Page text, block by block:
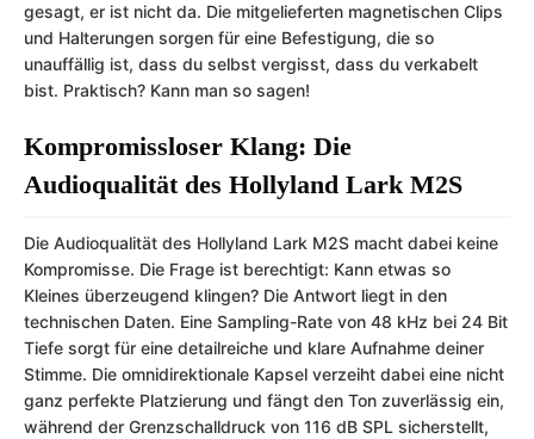
gesagt, er ist nicht da. Die mitgelieferten magnetischen Clips
und Halterungen sorgen für eine Befestigung, die so
unauffällig ist, dass du selbst vergisst, dass du verkabelt
bist. Praktisch? Kann man so sagen!
Kompromissloser Klang: Die
Audioqualität des Hollyland Lark M2S
Die Audioqualität des Hollyland Lark M2S macht dabei keine
Kompromisse. Die Frage ist berechtigt: Kann etwas so
Kleines überzeugend klingen? Die Antwort liegt in den
technischen Daten. Eine Sampling-Rate von 48 kHz bei 24 Bit
Tiefe sorgt für eine detailreiche und klare Aufnahme deiner
Stimme. Die omnidirektionale Kapsel verzeiht dabei eine nicht
ganz perfekte Platzierung und fängt den Ton zuverlässig ein,
während der Grenzschalldruck von 116 dB SPL sicherstellt,